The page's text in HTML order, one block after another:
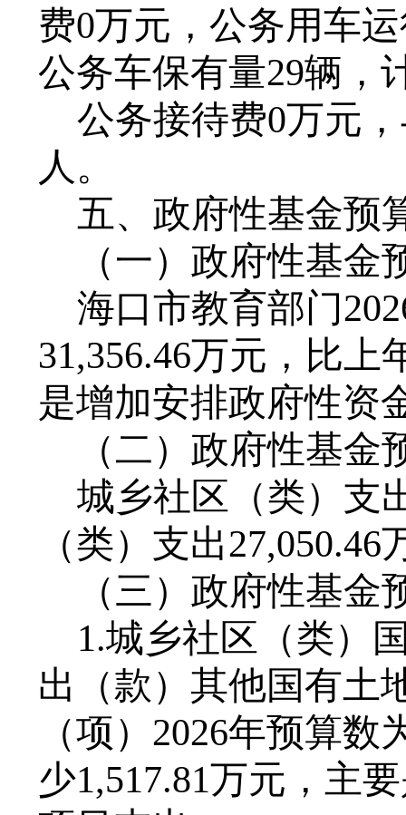
费0万元，公务用车
公务车保有量29辆，
公务接待费0万元
人。
五、政府性基金预
（一）政府性基
海口市教育部门
31,356.46万元，比上
是增加安排政府性资
（二）政府性基
城乡社区（类）支
（类）支出27,050.46
（三）政府性基
1.城乡社区（类）
出（款）其他国有土
（项）2026年预算数
少1,517.81万元，主